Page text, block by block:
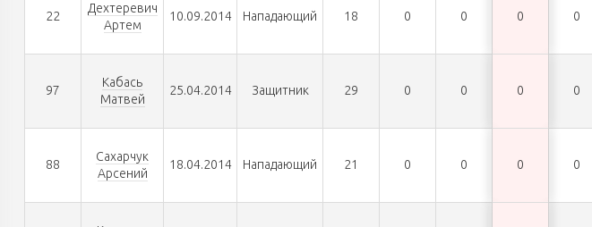
22
Дехтеревич
Артем
10.09.2014 Нападающий 18 0 0 0 0
97
Кабась
Матвей
25.04.2014 Защитник 29 0 0 0 0
88
Сахарчук
Арсений
18.04.2014 Нападающий 21 0 0 0 0